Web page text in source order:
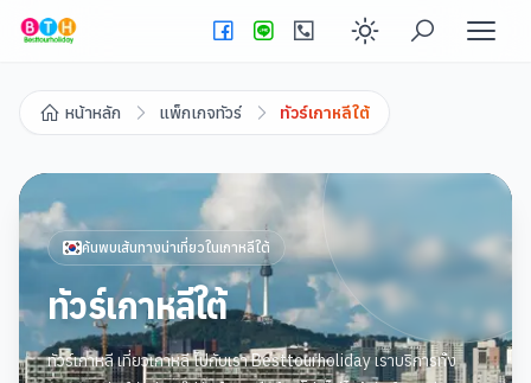
Enable dark
หน้าหลัก แพ็กเกจทัวร์ ทัวร์เกาหลีใต้
ค้นพบเส้นทางน่าเที่ยวในเกาหลีใต้
ทัวร์เกาหลีใต้
ทัวร์เกาหลี เที่ยวเกาหลี ไปกับเรา Besttourholiday เราบริการทั้ง